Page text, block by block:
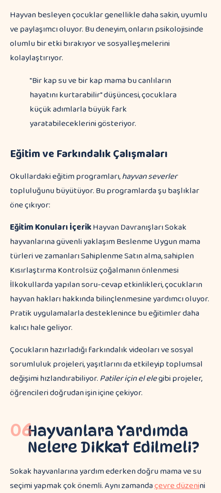
Hayvan besleyen çocuklar genellikle daha sakin, uyumlu
ve paylaşımcı oluyor. Bu deneyim, onların psikolojisinde
olumlu bir etki bırakıyor ve sosyalleşmelerini
kolaylaştırıyor.
"Bir kap su ve bir kap mama bu canlıların
hayatını kurtarabilir" düşüncesi, çocuklara
küçük adımlarla büyük fark
yaratabileceklerini gösteriyor.
Eğitim ve Farkındalık Çalışmaları
Okullardaki eğitim programları,hayvan severler
topluluğunu büyütüyor. Bu programlarda şu başlıklar
öne çıkıyor:
Eğitim KonularıİçerikHayvan Davranışları Sokak
hayvanlarına güvenli yaklaşım Beslenme Uygun mama
türleri ve zamanları Sahiplenme Satın alma, sahiplen
Kısırlaştırma Kontrolsüz çoğalmanın önlenmesi
İlkokullarda yapılan soru-cevap etkinlikleri, çocukların
hayvan hakları hakkında bilinçlenmesine yardımcı oluyor.
Pratik uygulamalarla desteklenince bu eğitimler daha
kalıcı hale geliyor.
Çocukların hazırladığı farkındalık videoları ve sosyal
sorumluluk projeleri, yaşıtlarını da etkileyip toplumsal
değişimi hızlandırabiliyor.Patiler için el elegibi projeler,
öğrencileri doğrudan işin içine çekiyor.
06Hayvanlara Yardımda
Nelere Dikkat Edilmeli?
Sokak hayvanlarına yardım ederken doğru mama ve su
seçimi yapmak çok önemli. Aynı zamandaçevre düzenini